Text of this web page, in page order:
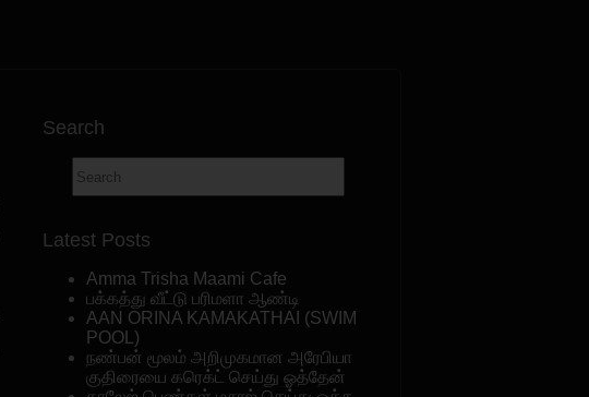
Search
Latest Posts
Amma Trisha Maami Cafe
பக்கத்து வீட்டு பரிமளா ஆண்டி
AAN ORINA KAMAKATHAI (SWIM
POOL)
நண்பன் மூலம் அறிமுகமான அரேபியா
குதிரையை கரெக்ட் செய்து ஓத்தேன்